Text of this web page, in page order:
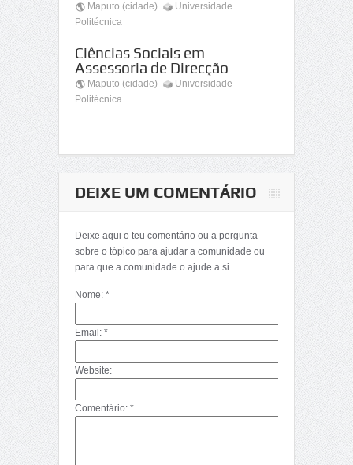
Maputo (cidade)
Universidade
Politécnica
Ciências Sociais em
Assessoria de Direcção
Maputo (cidade)
Universidade
Politécnica
DEIXE UM COMENTÁRIO
Deixe aqui o teu comentário ou a pergunta
sobre o tópico para ajudar a comunidade ou
para que a comunidade o ajude a si
Nome: *
Email: *
Website:
Comentário: *